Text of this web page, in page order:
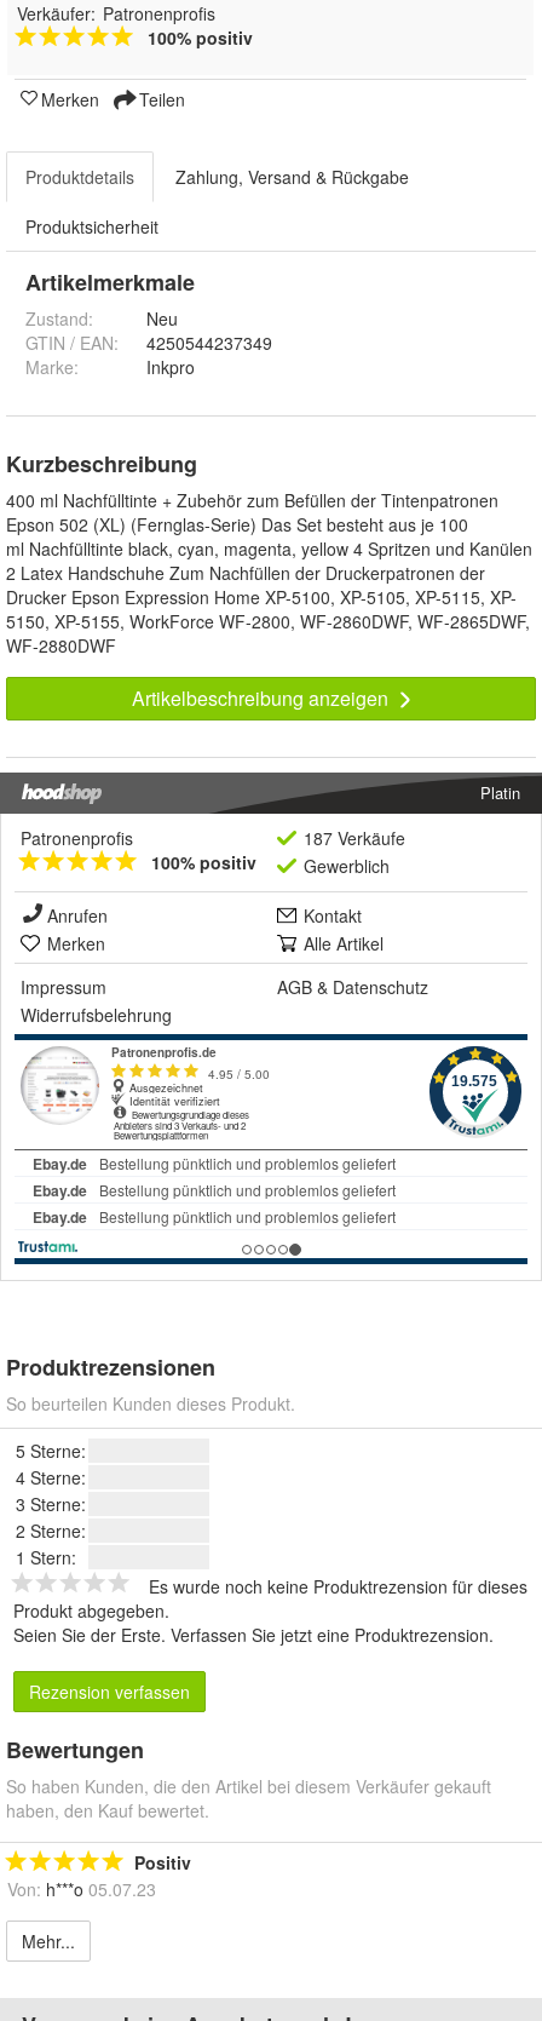
Verkäufer: Patronenprofis
100% positiv
Merken Teilen
Produktdetails Zahlung, Versand & Rückgabe
Produktsicherheit
Artikelmerkmale
Zustand:
Neu
GTIN / EAN:
4250544237349
Marke:
Inkpro
Kurzbeschreibung
400 ml Nachfülltinte + Zubehör zum Befüllen der Tintenpatronen
Epson 502 (XL) (Fernglas-Serie) Das Set besteht aus je 100
ml Nachfülltinte black, cyan, magenta, yellow 4 Spritzen und Kanülen
2 Latex Handschuhe Zum Nachfüllen der Druckerpatronen der
Drucker Epson Expression Home XP-5100, XP-5105, XP-5115, XP-
5150, XP-5155, WorkForce WF-2800, WF-2860DWF, WF-2865DWF,
WF-2880DWF
Artikelbeschreibung anzeigen
Platin
Patronenprofis
100% positiv
187 Verkäufe
Gewerblich
Anrufen
Kontakt
Merken
Alle Artikel
Impressum
AGB & Datenschutz
Widerrufsbelehrung
Produktrezensionen
So beurteilen Kunden dieses Produkt.
5 Sterne:
4 Sterne:
3 Sterne:
2 Sterne:
1 Stern:
Es wurde noch keine Produktrezension für dieses
Produkt abgegeben.
Seien Sie der Erste. Verfassen Sie jetzt eine Produktrezension.
Rezension verfassen
Bewertungen
So haben Kunden, die den Artikel bei diesem Verkäufer gekauft
haben, den Kauf bewertet.
Positiv
Von: h***o 05.07.23
Mehr...